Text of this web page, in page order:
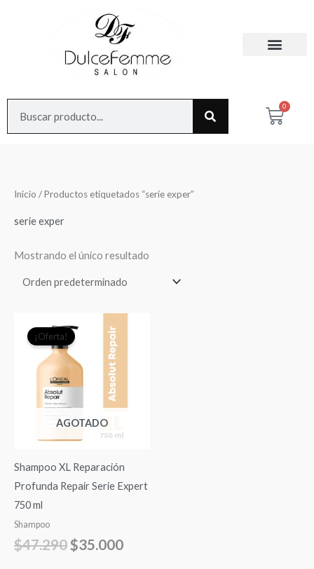
0
Cart
Inicio / Productos etiquetados “serie exper”
serie exper
Mostrando el único resultado
AGOTADO
¡Oferta!
Shampoo XL Reparación
Profunda Repair Serie Expert
750 ml
Shampoo
$47.290
El
precio
original
$47.290.
$35.000